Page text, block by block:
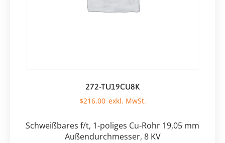
272-TU19CU8K
$216,00
Schweißbares f/t, 1-poliges Cu-Rohr 19,05 mm
Außendurchmesser, 8 KV